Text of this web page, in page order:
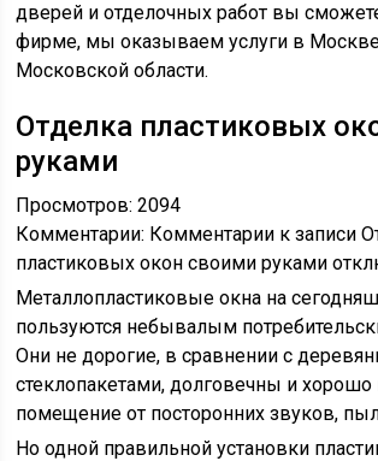
дверей и отделочных работ вы
фирме, мы оказываем услуги в Москве
Московской области.
Отделка пластиковых
руками
Просмотров: 2094
Комментарии: Комментарии к записи
пластиковых окон своими руками
Металлопластиковые окна на
пользуются небывалым
Они не дорогие, в сравнении с
стеклопакетами, долговечны и
помещение от посторонних звуков,
Но одной правильной установки